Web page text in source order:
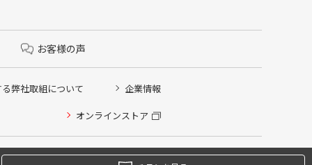
お客様の声
弊社取組について 企業情報
オンラインストア